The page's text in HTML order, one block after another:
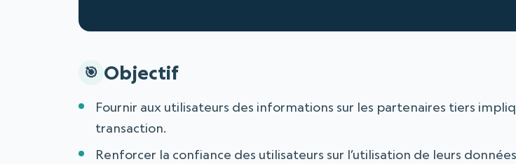
Objectif
Fournir aux utilisateurs des informations sur les partenaires tiers
transaction.
Renforcer la confiance des utilisateurs sur l’utilisation de leurs données